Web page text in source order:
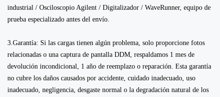
industrial / Osciloscopio Agilent / Digitalizador / WaveRunner, equipo de
prueba especializado antes del envío.
3.Garantía: Si las cargas tienen algún problema, solo proporcione fotos
relacionadas o una captura de pantalla DDM, respaldamos 1 mes de
devolución incondicional, 1 año de reemplazo o reparación. Esta garantía
no cubre los daños causados ​​por accidente, cuidado inadecuado, uso
inadecuado, negligencia, desgaste normal o la degradación natural de los